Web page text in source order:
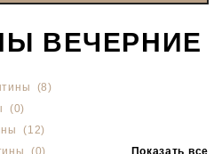
ВЕЧЕРНИЕ
(8)
(0)
(12)
(0)
Показать все